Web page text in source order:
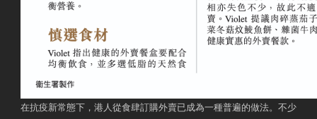
在抗疫新常態下，港人從食肆訂購外賣已成為一種普遍的做法。不少